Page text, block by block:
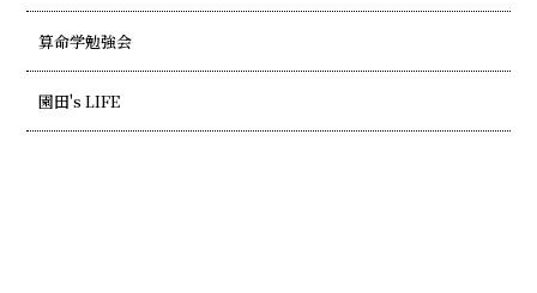
算命学勉強会
園田's LIFE